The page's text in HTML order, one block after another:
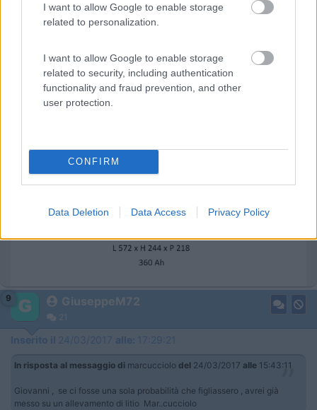
I want to allow Google to enable storage
related to personalization.
I want to allow Google to enable storage
related to security, including authentication
functionality and fraud prevention, and other
user protection.
CONFIRM
Data Deletion Data Access Privacy Policy
Giovanni , se ci fosse una sola probabilità che figliassero , avrei già
messo su un allevamento di litio Mar..cucciolo
Io sono riuscito a farle figliare......ma solo sulla carta
9 GiuseppeM72
21
Inserito il 24/03/2017 alle: 17:29:21
In risposta al messaggio di marcucciolo del 24/03/2017 alle 15:43:11
Giovanni , se ci fosse una sola probabilità che figliassero , avrei già
messo su un allevamento di litio Mar..cucciolo